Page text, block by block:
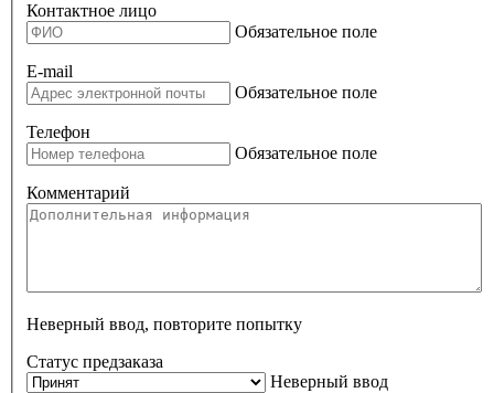
Контактное лицо
Обязательное поле
E-mail
Обязательное поле
Телефон
Обязательное поле
Комментарий
Неверный ввод, повторите попытку
Статус предзаказа
Неверный ввод